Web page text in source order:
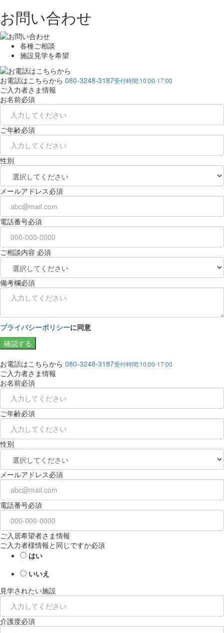
お問い合わせ
各種ご相談
施設見学を希望
お電話はこちらから 080-3248-3187受付時間:10:00-17:00
ご入力者さま情報
お名前必須
ご年齢必須
性別
メールアドレス必須
電話番号必須
ご相談内容 必須
備考欄必須
プライバシーポリシーに同意
確認する
お電話はこちらから 080-3248-3187受付時間:10:00-17:00
ご入力者さま情報
お名前必須
ご年齢必須
性別
メールアドレス必須
電話番号必須
ご入居希望者さま情報
ご入力者様情報と同じですか必須
はい
いいえ
見学されたい施設
介護度必須